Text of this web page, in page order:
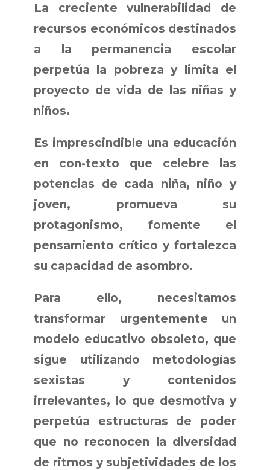
La creciente vulnerabilidad de
recursos económicos destinados
a la permanencia escolar
perpetúa la pobreza y limita el
proyecto de vida de las niñas y
niños.
Es imprescindible una educación
en con-texto que celebre las
potencias de cada niña, niño y
joven, promueva su
protagonismo, fomente el
pensamiento crítico y fortalezca
su capacidad de asombro.
Para ello, necesitamos
transformar urgentemente un
modelo educativo obsoleto, que
sigue utilizando metodologías
sexistas y contenidos
irrelevantes, lo que desmotiva y
perpetúa estructuras de poder
que no reconocen la diversidad
de ritmos y subjetividades de los